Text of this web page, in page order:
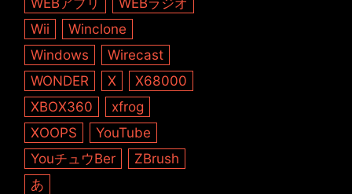
Wii
Winclone
Windows
Wirecast
WONDER
X
X68000
XBOX360
xfrog
XOOPS
YouTube
YouチュウBer
ZBrush
あ